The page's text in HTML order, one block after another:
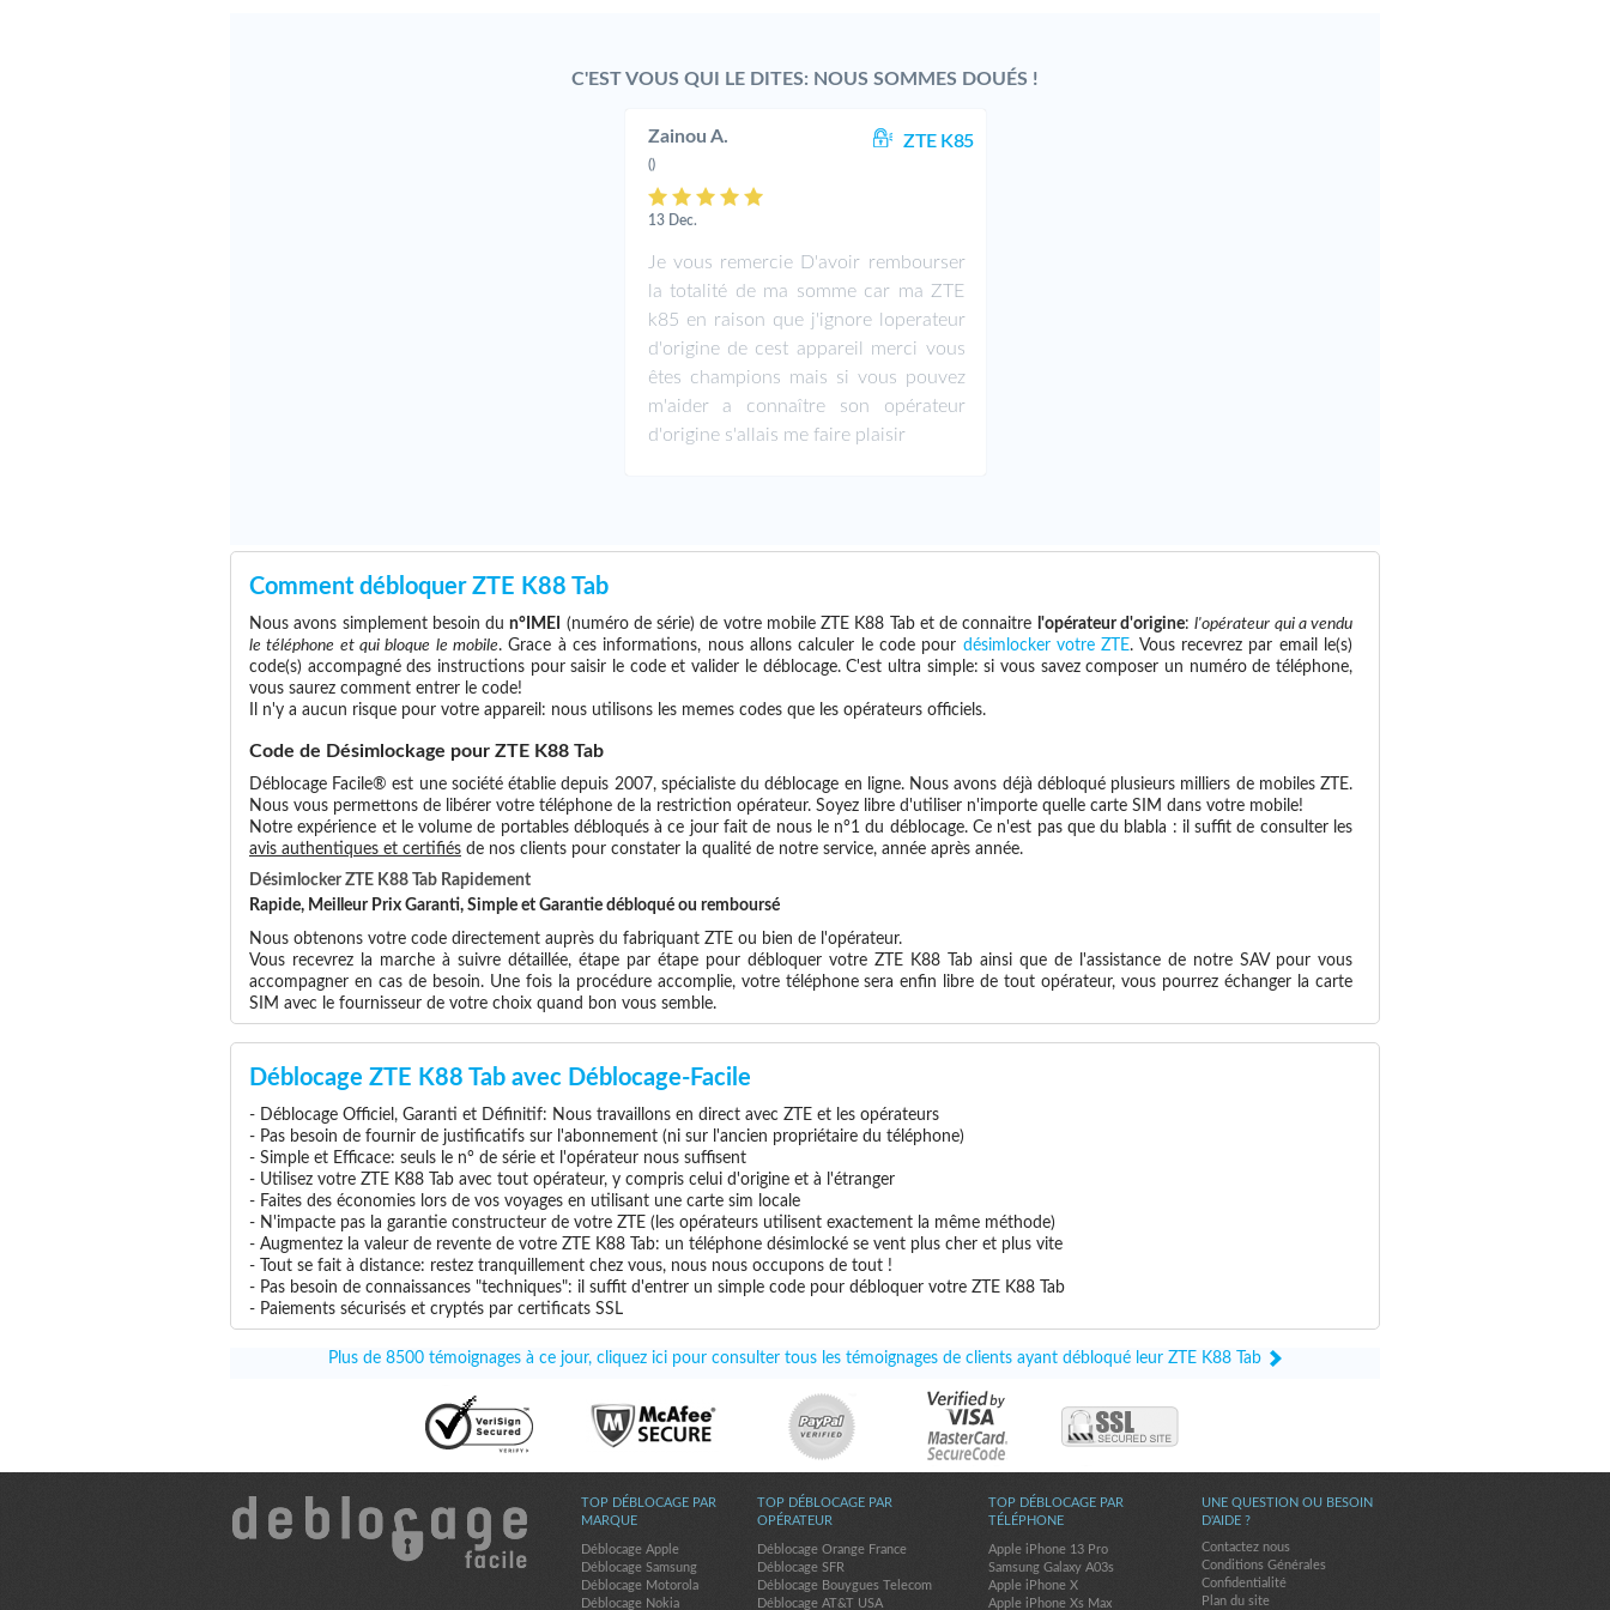
C'EST VOUS QUI LE DITES: NOUS SOMMES DOUÉS !
Zainou A. ZTE K85
()
13 Dec.
Je vous remercie D'avoir rembourser
la totalité de ma somme car ma ZTE
k85 en raison que j'ignore loperateur
d'origine de cest appareil merci vous
êtes champions mais si vous pouvez
m'aider a connaître son opérateur
d'origine s'allais me faire plaisir
Comment débloquer ZTE K88 Tab
Nous avons simplement besoin dun°IMEI (numéro de série) de votre mobile ZTE K88 Tab et de connaitre l'opérateur d'origine:l'opérateur qui a vendu
le téléphone et qui bloque le mobile. Grace à ces informations, nous allons calculer le code pour désimlocker votre ZTE. Vous recevrez par email le(s)
code(s) accompagné des instructions pour saisir le code et valider le déblocage. C'est ultra simple: si vous savez composer un numéro de téléphone,
vous saurez comment entrer le code!
Il n'y a aucun risque pour votre appareil: nous utilisons les memes codes que les opérateurs officiels.
Code de Désimlockage pour ZTE K88 Tab
Déblocage Facile® est une société établie depuis 2007, spécialiste du déblocage en ligne. Nous avons déjà débloqué plusieurs milliers de mobiles ZTE.
Nous vous permettons de libérer votre téléphone de la restriction opérateur. Soyez libre d'utiliser n'importe quelle carte SIM dans votre mobile!
Notre expérience et le volume de portables débloqués à ce jour fait de nous le n°1 du déblocage. Ce n'est pas que du blabla : il suffit de consulter les
avis authentiques et certifiés de nos clients pour constater la qualité de notre service, année après année.
Désimlocker ZTE K88 Tab Rapidement
Rapide, Meilleur Prix Garanti, Simple et Garantie débloqué ou remboursé
Nous obtenons votre code directement auprès du fabriquant ZTE ou bien de l'opérateur.
Vous recevrez la marche à suivre détaillée, étape par étape pour débloquer votre ZTE K88 Tab ainsi que de l'assistance de notre SAV pour vous
accompagner en cas de besoin. Une fois la procédure accomplie, votre téléphone sera enfin libre de tout opérateur, vous pourrez échanger la carte
SIM avec le fournisseur de votre choix quand bon vous semble.
Déblocage ZTE K88 Tab avec Déblocage-Facile
- Déblocage Officiel, Garanti et Définitif: Nous travaillons en direct avec ZTE et les opérateurs
- Pas besoin de fournir de justificatifs sur l'abonnement (ni sur l'ancien propriétaire du téléphone)
- Simple et Efficace: seuls le n° de série et l'opérateur nous suffisent
- Utilisez votre ZTE K88 Tab avec tout opérateur, y compris celui d'origine et à l'étranger
- Faites des économies lors de vos voyages en utilisant une carte sim locale
- N'impacte pas la garantie constructeur de votre ZTE (les opérateurs utilisent exactement la même méthode)
- Augmentez la valeur de revente de votre ZTE K88 Tab: un téléphone désimlocké se vent plus cher et plus vite
- Tout se fait à distance: restez tranquillement chez vous, nous nous occupons de tout !
- Pas besoin de connaissances "techniques": il suffit d'entrer un simple code pour débloquer votre ZTE K88 Tab
- Paiements sécurisés et cryptés par certificats SSL
Plus de 8500 témoignages à ce jour, cliquez ici pour consulter tous les témoignages de clients ayant débloqué leur ZTE K88 Tab
UNE QUESTION OU BESOIN
D'AIDE ?
Contactez nous
Conditions Générales
Confidentialité
Plan du site
TOP DÉBLOCAGE PAR
MARQUE
Déblocage Apple
Déblocage Samsung
Déblocage Motorola
Déblocage Nokia
TOP DÉBLOCAGE PAR
OPÉRATEUR
Déblocage Orange France
Déblocage SFR
Déblocage Bouygues Telecom
Déblocage AT&T USA
TOP DÉBLOCAGE PAR
TÉLÉPHONE
Apple iPhone 13 Pro
Samsung Galaxy A03s
Apple iPhone X
Apple iPhone Xs Max